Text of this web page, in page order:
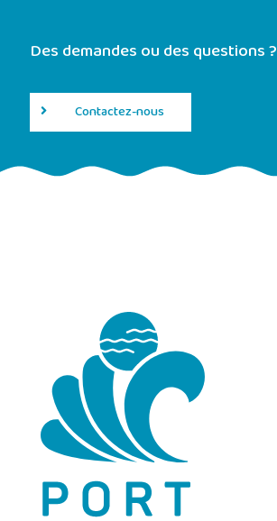
Des demandes ou des questions ?
Contactez-nous